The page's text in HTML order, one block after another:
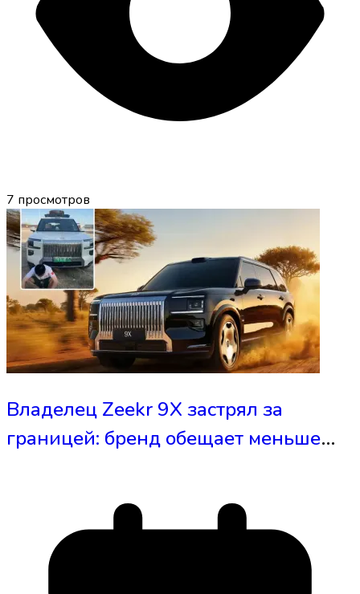
7 просмотров
Владелец Zeekr 9X застрял за
границей: бренд обещает меньше